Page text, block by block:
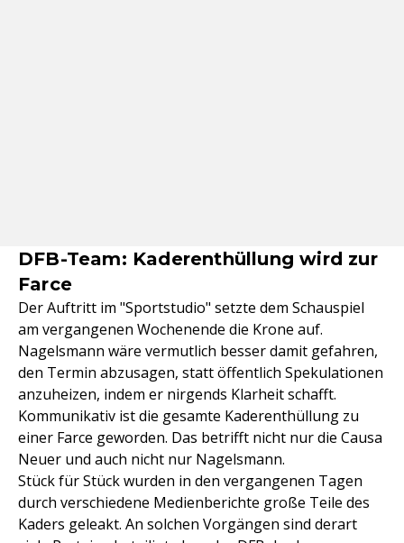
DFB-Team: Kaderenthüllung wird zur
Farce
Der Auftritt im "Sportstudio" setzte dem Schauspiel
am vergangenen Wochenende die Krone auf.
Nagelsmann wäre vermutlich besser damit gefahren,
den Termin abzusagen, statt öffentlich Spekulationen
anzuheizen, indem er nirgends Klarheit schafft.
Kommunikativ ist die gesamte Kaderenthüllung zu
einer Farce geworden. Das betrifft nicht nur die Causa
Neuer und auch nicht nur Nagelsmann.
Stück für Stück wurden in den vergangenen Tagen
durch verschiedene Medienberichte große Teile des
Kaders geleakt. An solchen Vorgängen sind derart